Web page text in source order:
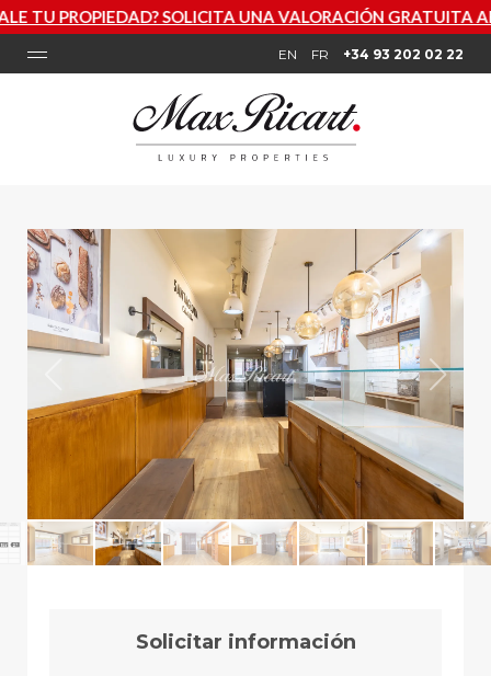
SOLICITA UNA VALORACIÓN GRATUITA AHORA
EN FR +34 93 202 02 22
Solicitar información